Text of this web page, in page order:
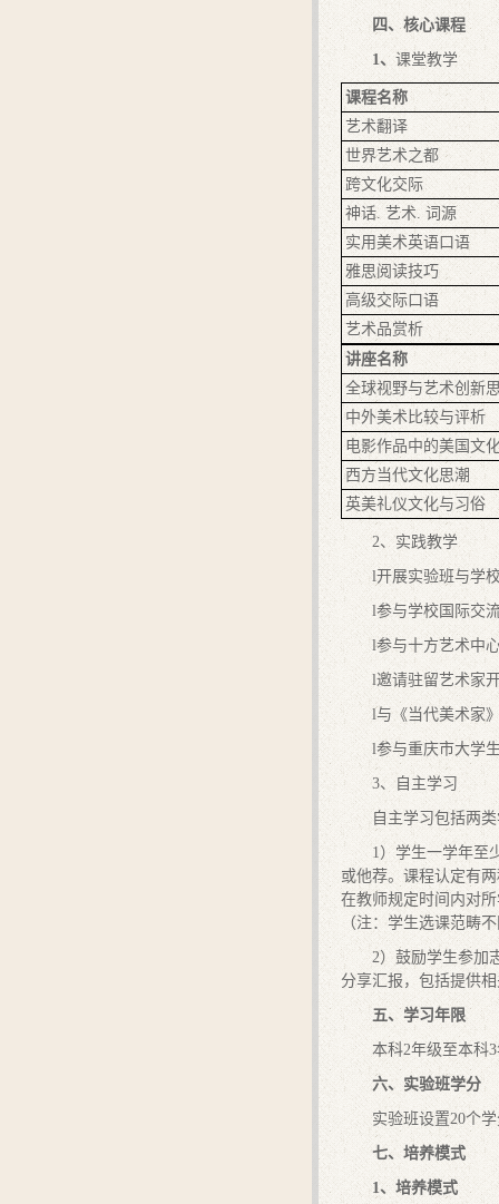
四、核心课程
1、课堂教学
课程名称
艺术翻译
世界艺术之都
跨文化交际
神话. 艺术. 词源
实用美术英语口语
雅思阅读技巧
高级交际口语
艺术品赏析
讲座名称
全球视野与艺术创新
中外美术比较与评析
电影作品中的美国文
西方当代文化思潮
英美礼仪文化与习俗
2、实践教学
l开展实验班与学
l参与学校国际交
l参与十方艺术中
l邀请驻留艺术家
l与《当代美术家
l参与重庆市大学
3、自主学习
自主学习包括两
1）学生一学年至
或他荐。课程认定有
在教师规定时间内对
（注：学生选课范畴
2）鼓励学生参加
分享汇报，包括提供
五、学习年限
本科2年级至本科
六、实验班学分
实验班设置20个
七、培养模式
1、培养模式